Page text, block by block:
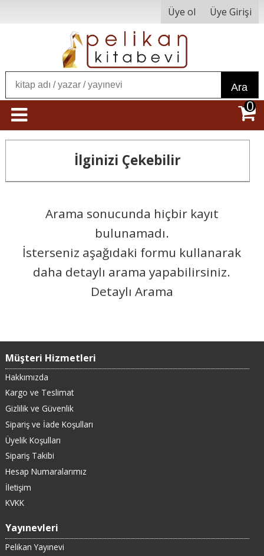
Üye ol Üye Girişi
Ara
0
İlginizi Çekebilir
Arama sonucunda hiçbir kayıt
bulunamadı.
İsterseniz aşağıdaki formu kullanarak
daha detaylı arama yapabilirsiniz.
Detaylı Arama
Müşteri Hizmetleri
Hakkımızda
Kargo ve Teslimat
Gizlilik ve Güvenlik
Sipariş ve İade Koşulları
Üyelik Koşulları
Sipariş Takibi
Hesap Numaralarımız
İletişim
KVKK
Yayınevleri
Pelikan Yayınevi